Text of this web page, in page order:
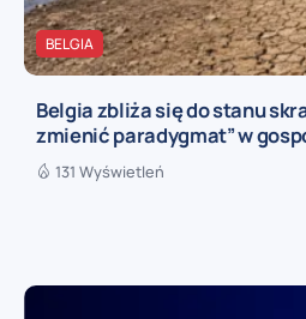
BELGIA
Belgia zbliża się do stanu
zmienić paradygmat” w
131 Wyświetleń